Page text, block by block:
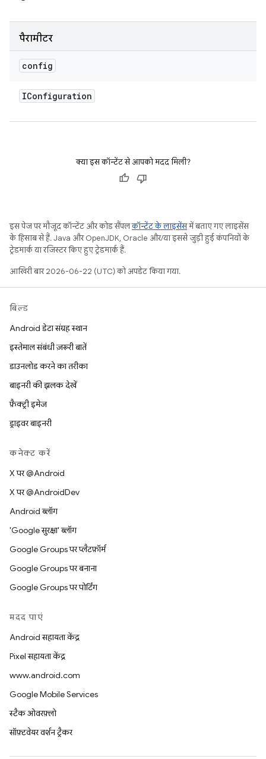
पैरामीटर
config
IConfiguration
क्या इस कॉन्टेंट से आपको मदद मिली?
इस पेज पर मौजूद कॉन्टेंट और कोड सैंपलकॉन्टेंट के लाइसेंसमें बताए गए लाइसेंस
के हिसाब से हैं. Java और OpenJDK, Oracle और/या इससे जुड़ी हुई कंपनियों के
ट्रेडमार्क या रजिस्टर किए हुए ट्रेडमार्क हैं.
आखिरी बार 2026-06-22 (UTC) को अपडेट किया गया.
बिल्ड
Android डेटा संग्रह स्थान
इस्तेमाल संबंधी ज़रूरी बातें
डाउनलोड करने का तरीका
बाइनरी की झलक देखें
फ़ैक्ट्री इमेज
ड्राइवर बाइनरी
कनेक्ट करें
X पर @Android
X पर @AndroidDev
Android ब्लॉग
'Google सुरक्षा' ब्लॉग
Google Groups पर प्लैटफ़ॉर्म
Google Groups पर बनाना
Google Groups पर पोर्टिंग
मदद पाएं
Android सहायता केंद्र
Pixel सहायता केंद्र
www.android.com
Google Mobile Services
स्टैक ओवरफ़्लो
सॉफ़्टवेयर वर्शन ट्रैकर